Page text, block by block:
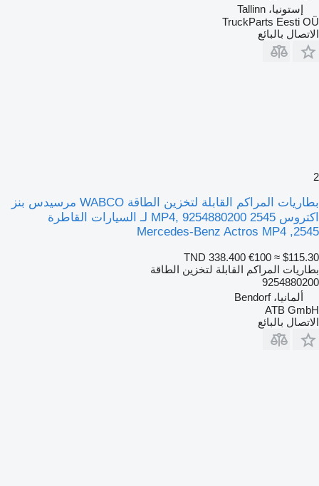
إستونيا، Tallinn
TruckParts Eesti OÜ
الاتصال بالبائع
2
بطاريات المراكم القابلة لتخزين الطاقة WABCO مرسيدس بنز
اكتروس 2545 MP4, 9254880200 لـ السيارات القاطرة
Mercedes-Benz Actros MP4 ,2545
TND 338.400 €100 ≈ $115.30
بطاريات المراكم القابلة لتخزين الطاقة
9254880200
ألمانيا، Bendorf
ATB GmbH
الاتصال بالبائع